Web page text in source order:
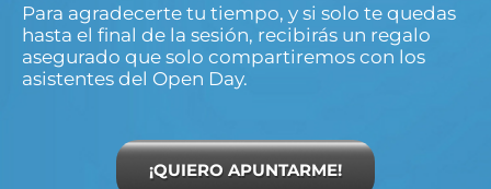
Para agradecerte tu tiempo, y si solo te quedas
hasta el final de la sesión, recibirás un regalo
asegurado que solo compartiremos con los
asistentes del Open Day.
¡QUIERO APUNTARME!